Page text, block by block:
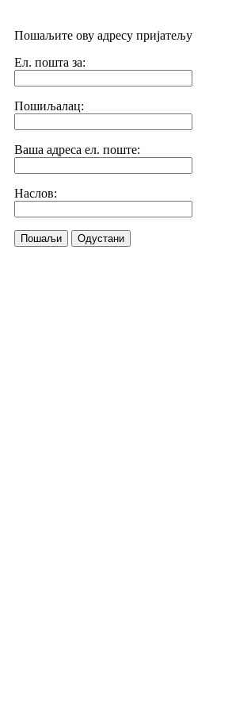
Пошаљите ову адресу пријатељу
Ел. пошта за:
Пошиљалац:
Ваша адреса ел. поште:
Наслов:
Пошаљи Одустани